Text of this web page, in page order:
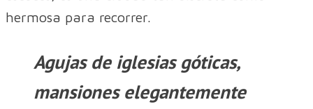
hermosa para recorrer.
Agujas de iglesias góticas,
mansiones elegantemente